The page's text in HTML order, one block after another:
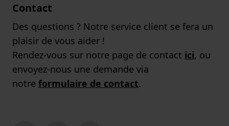
Contact
Des questions ? Notre service client se fera un
plaisir de vous aider !
Rendez-vous sur notre page de contact ici, ou
envoyez-nous une demande via
notre formulaire de contact.